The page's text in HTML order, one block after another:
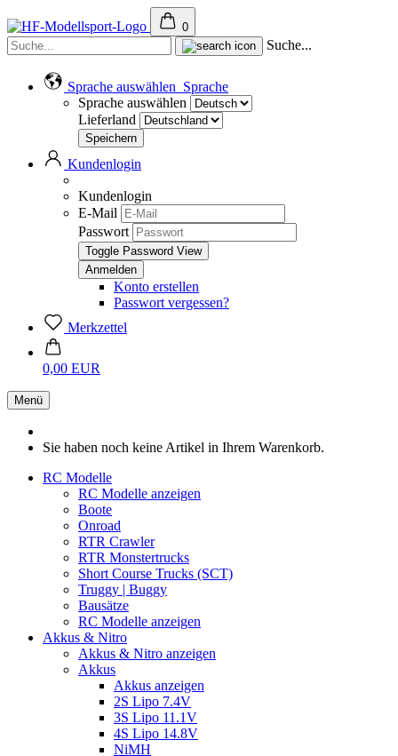
0
Suche...
Sprache auswählen Sprache
Sprache auswählen
Lieferland
Kundenlogin
Kundenlogin
E-Mail
Passwort
Toggle Password View
Konto erstellen
Passwort vergessen?
Merkzettel
0,00 EUR
Menü
Sie haben noch keine Artikel in Ihrem Warenkorb.
RC Modelle
RC Modelle anzeigen
Boote
Onroad
RTR Crawler
RTR Monstertrucks
Short Course Trucks (SCT)
Truggy | Buggy
Bausätze
RC Modelle anzeigen
Akkus & Nitro
Akkus & Nitro anzeigen
Akkus
Akkus anzeigen
2S Lipo 7.4V
3S Lipo 11.1V
4S Lipo 14.8V
NiMH